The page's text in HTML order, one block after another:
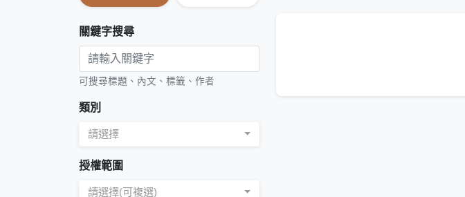
關鍵字搜尋
可搜尋標題、內文、標籤、作者
類別
請選擇
授權範圍
請選擇(可複選)